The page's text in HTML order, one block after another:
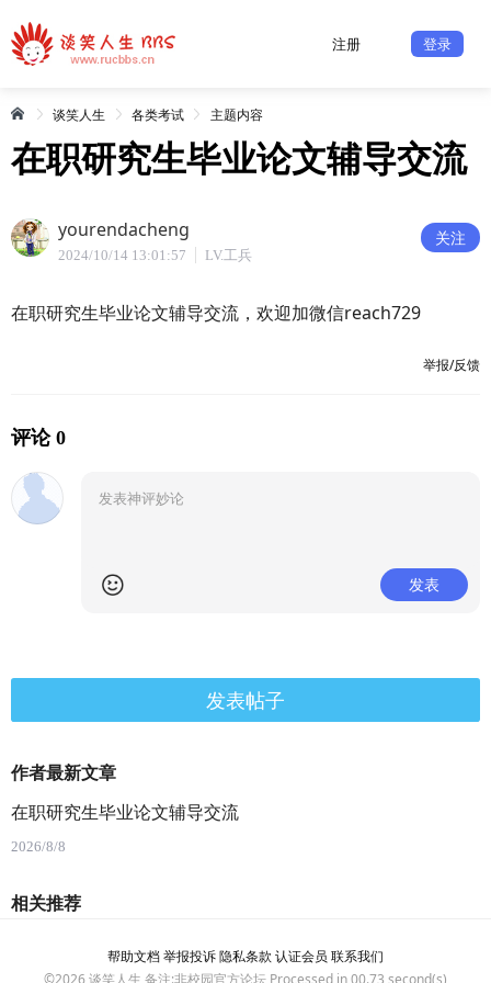
注册 登录
谈笑人生 各类考试 主题内容
在职研究生毕业论文辅导交流
yourendacheng
2024/10/14 13:01:57 LV.工兵
关注
在职研究生毕业论文辅导交流，欢迎加微信reach729
举报/反馈
评论 0
发表
发表帖子
作者最新文章
在职研究生毕业论文辅导交流
2026/8/8
相关推荐
帮助文档举报投诉隐私条款 认证会员 联系我们
©2026谈笑人生 备注:非校园官方论坛 Processed in 00.73 second(s)